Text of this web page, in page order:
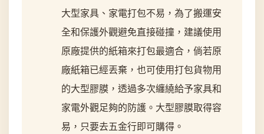
大型家具、家電打包不易，為了搬運安
全和保護外觀避免直接碰撞，建議使用
原廠提供的紙箱來打包最適合，倘若原
廠紙箱已經丟棄，也可使用打包貨物用
的大型膠膜，透過多次纏繞給予家具和
家電外觀足夠的防護。大型膠膜取得容
易，只要去五金行即可購得。